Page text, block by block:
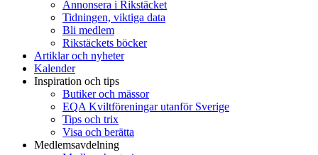
Annonsera i Rikstäcket
Tidningen, viktiga data
Bli medlem
Rikstäckets böcker
Artiklar och nyheter
Kalender
Inspiration och tips
Butiker och mässor
EQA Kviltföreningar utanför Sverige
Tips och trix
Visa och berätta
Medlemsavdelning